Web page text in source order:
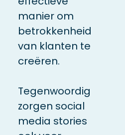
manier om
betrokkenheid
van klanten te
creëren.
Tegenwoordig
zorgen social
media stories